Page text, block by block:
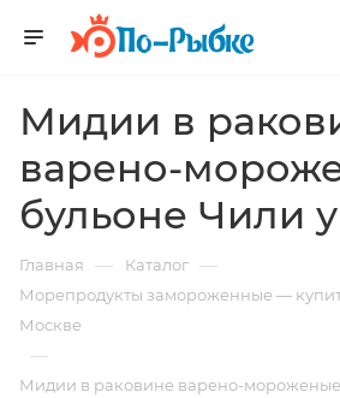
Мидии в
варено-
бульоне Чили
Главная — Каталог —
Морепродукты замороженные —
Москве
—
Мидии в раковине варено-мороженые